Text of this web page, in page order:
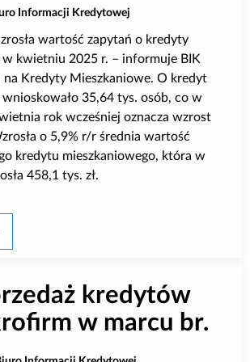
Informacji Kredytowej
wartość zapytań o kredyty
w kwietniu 2025 r. – informuje BIK
na Kredyty Mieszkaniowe. O kredyt
35,64 tys. osób, co w
rok wcześniej oznacza wzrost
o 5,9% r/r średnia wartość
kredytu mieszkaniowego, która w
458,1 tys. zł.
O 16,7% r/r wzrosła wartość
kredytów
w marcu br.